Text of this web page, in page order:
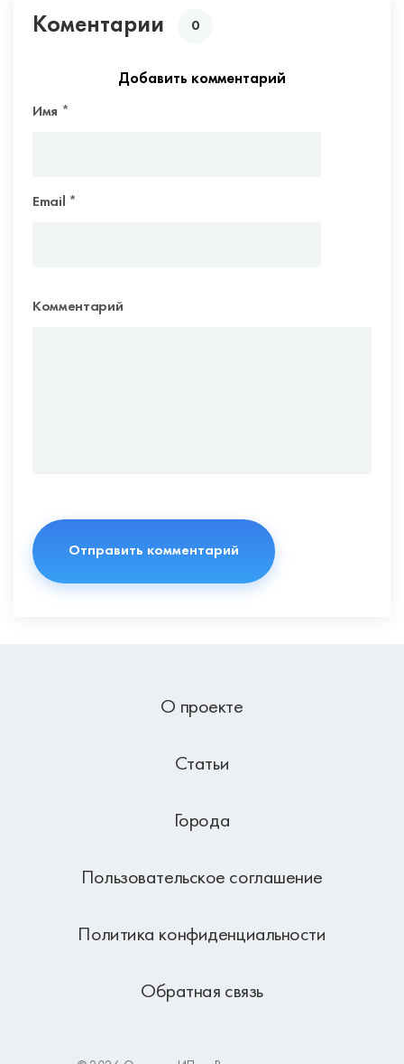
Коментарии 0
Добавить комментарий
Имя *
Email *
Комментарий
О проекте
Статьи
Города
Пользовательское соглашение
Политика конфиденциальности
Обратная связь